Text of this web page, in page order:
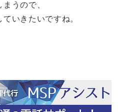
うので、
いきたいですね。